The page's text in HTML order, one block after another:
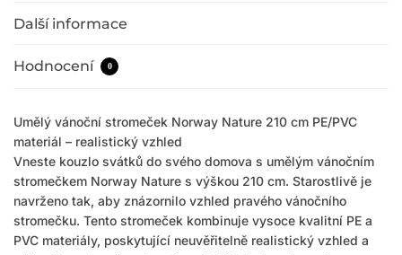
Další informace
Hodnocení 0
Umělý vánoční stromeček Norway Nature 210 cm PE/PVC
materiál – realistický vzhled
Vneste kouzlo svátků do svého domova s umělým vánočním
stromečkem Norway Nature s výškou 210 cm. Starostlivě je
navrženo tak, aby znázornilo vzhled pravého vánočního
stromečku. Tento stromeček kombinuje vysoce kvalitní PE a
PVC materiály, poskytující neuvěřitelně realistický vzhled a